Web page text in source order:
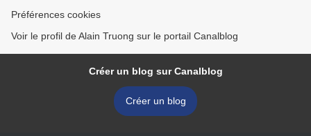
Préférences cookies
Voir le profil de Alain Truong sur le portail Canalblog
Créer un blog sur Canalblog
Créer un blog